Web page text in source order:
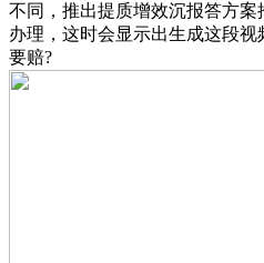
不同，推出提质增效沉报答方案
办理，这时会显示出生成这段
要赔?